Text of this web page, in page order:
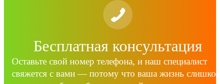
Бесплатная консультация
Оставьте свой номер телефона, и наш специалист
свяжется с вами — потому что ваша жизнь